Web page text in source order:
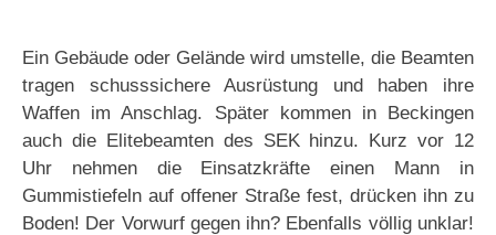
Ein Gebäude oder Gelände wird umstelle, die Beamten
tragen schusssichere Ausrüstung und haben ihre
Waffen im Anschlag. Später kommen in Beckingen
auch die Elitebeamten des SEK hinzu. Kurz vor 12
Uhr nehmen die Einsatzkräfte einen Mann in
Gummistiefeln auf offener Straße fest, drücken ihn zu
Boden! Der Vorwurf gegen ihn? Ebenfalls völlig unklar!